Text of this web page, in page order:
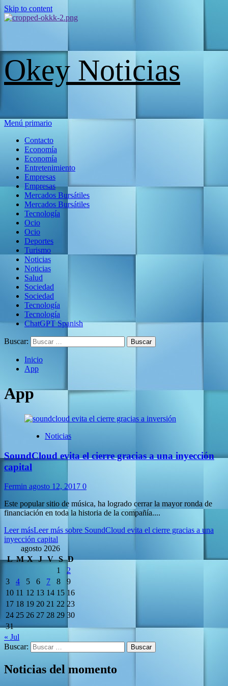
Skip to content
Okey Noticias
Menú primario
Contacto
Economía
Economía
Entretenimiento
Empresas
Empresas
Mercados Bursátiles
Mercados Bursátiles
Tecnología
Ocio
Ocio
Deportes
Turismo
Noticias
Noticias
Salud
Sociedad
Sociedad
Tecnología
Tecnología
ChatGPT Spanish
Buscar:
Inicio
App
App
Noticias
SoundCloud evita el cierre gracias a una inyección
capital
Fermin agosto 12, 2017 0
Este popular sitio de música, ha logrado cerrar la mayor ronda de
financiación en toda la historia de la compañía....
Leer másLeer más sobre SoundCloud evita el cierre gracias a una
inyección capital
agosto 2026
L M X J V S D
1
2
3
4 5 6 7 8
9
10 11 12 13 14 15 16
17 18 19 20 21 22 23
24 25 26 27 28 29 30
31
« Jul
Buscar:
Noticias del momento